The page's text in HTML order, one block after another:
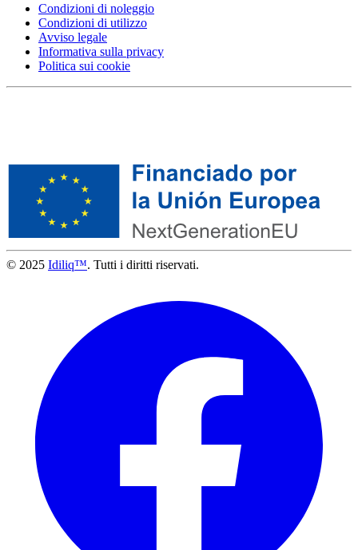
Condizioni di noleggio
Condizioni di utilizzo
Avviso legale
Informativa sulla privacy
Politica sui cookie
© 2025 Idiliq™. Tutti i diritti riservati.